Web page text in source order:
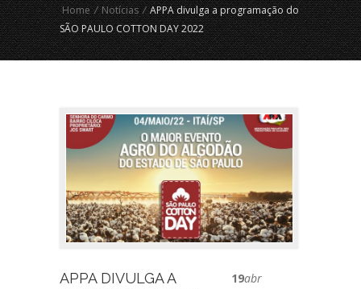
Home / Notícias /APPA divulga a programação do
SÃO PAULO COTTON DAY 2022
19abr
APPA DIVULGA A